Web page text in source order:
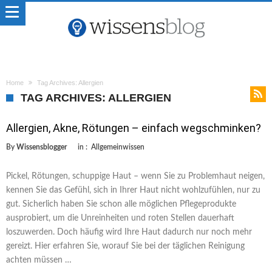
Home Tag Archives: Allergien
TAG ARCHIVES: ALLERGIEN
Allergien, Akne, Rötungen – einfach wegschminken?
By Wissensblogger in : Allgemeinwissen
Pickel, Rötungen, schuppige Haut – wenn Sie zu Problemhaut neigen,
kennen Sie das Gefühl, sich in Ihrer Haut nicht wohlzufühlen, nur zu
gut. Sicherlich haben Sie schon alle möglichen Pflegeprodukte
ausprobiert, um die Unreinheiten und roten Stellen dauerhaft
loszuwerden. Doch häufig wird Ihre Haut dadurch nur noch mehr
gereizt. Hier erfahren Sie, worauf Sie bei der täglichen Reinigung
achten müssen …